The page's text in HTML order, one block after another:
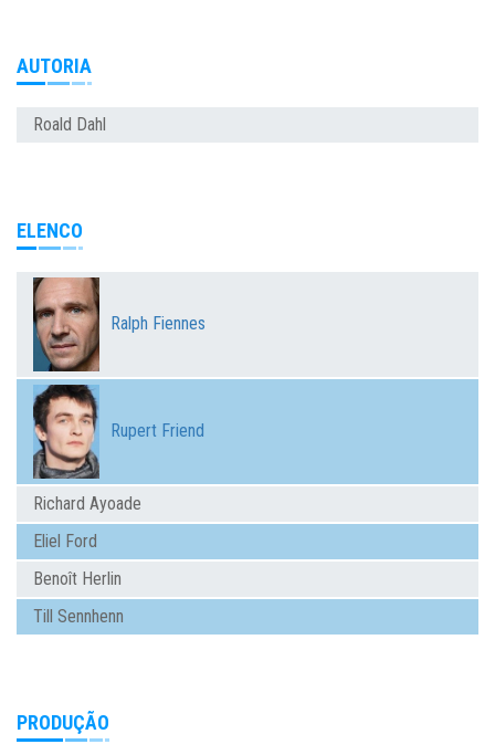
AUTORIA
Roald Dahl
ELENCO
Ralph Fiennes
Rupert Friend
Richard Ayoade
Eliel Ford
Benoît Herlin
Till Sennhenn
PRODUÇÃO